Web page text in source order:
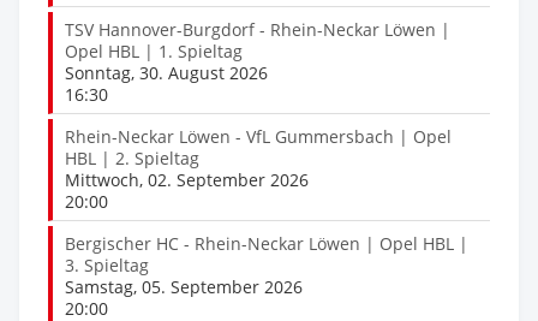
TSV Hannover-Burgdorf - Rhein-Neckar Löwen |
Opel HBL | 1. Spieltag
Sonntag, 30. August 2026
16:30
Rhein-Neckar Löwen - VfL Gummersbach | Opel
HBL | 2. Spieltag
Mittwoch, 02. September 2026
20:00
Bergischer HC - Rhein-Neckar Löwen | Opel HBL |
3. Spieltag
Samstag, 05. September 2026
20:00